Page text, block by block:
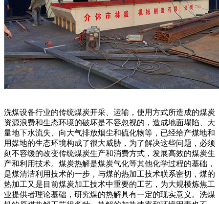
洗煤设备行业的传统煤炭开采、运输，使用方式所造成的煤炭
资源浪费和生态环境的破坏是不容忽视的，造成地面塌陷、大
量地下水流失、向大气排放烟尘和硫化物等，已经给产煤地和
用媒地的生态环境构成了很大威胁，为了解决这些问题，必须
刻不容缓的改变传统煤炭生产和消费方式，发展高效的煤炭生
产和利用技术。煤炭热解是煤炭气化等其他化学过程的基础，
是煤清洁利用技术的一步，与煤的热加工技术联系密切，煤的
热加工又是目前煤炭加工技术中重要的工艺，为大规模炼焦工
业提供者理论基础，研究煤的热解具有一定的现实意义。洗煤